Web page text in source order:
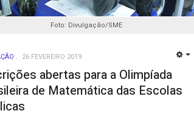
Foto: Divulgação/SME
26 FEVEREIRO 2019
abertas para a Olimpíada
de Matemática das Escolas